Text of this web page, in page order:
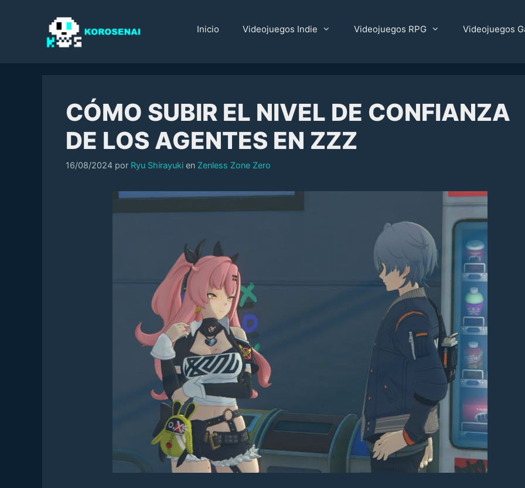
Inicio Videojuegos Indie Videojuegos RPG Videojuegos
CÓMO SUBIR EL NIVEL DE CONFIANZA
DE LOS AGENTES EN ZZZ
16/08/2024 por Ryu Shirayuki en Categorías
Zenless Zone Zero